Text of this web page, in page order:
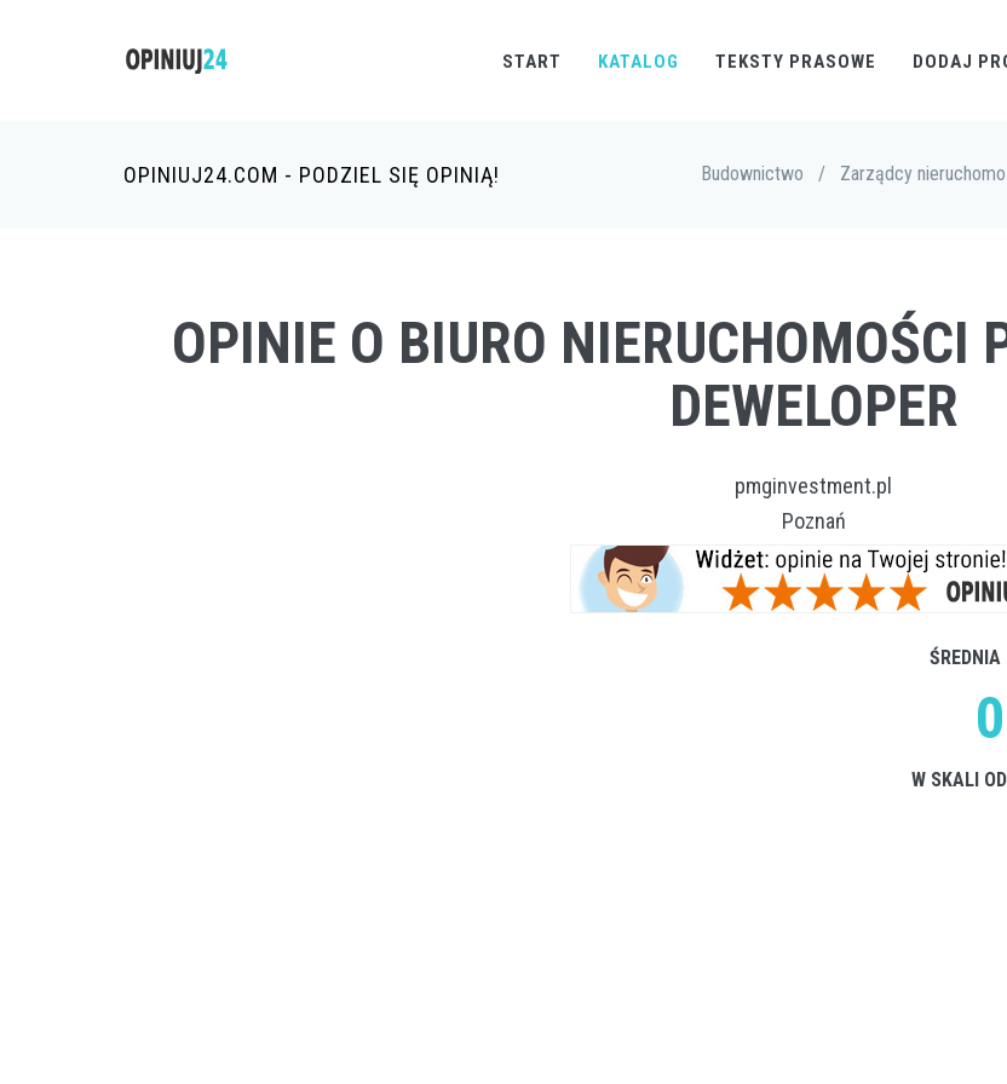
START KATALOG TEKSTY PRASOWE DODAJ
OPINIUJ24.COM - PODZIEL SIĘ OPINIĄ! Budownictwo / Zarządcy
OPINIE O BIURO NIERUCHOMOŚCI
DEWELOPER
pmginvestment.pl
Poznań
ŚREDNIA
0
W SKALI